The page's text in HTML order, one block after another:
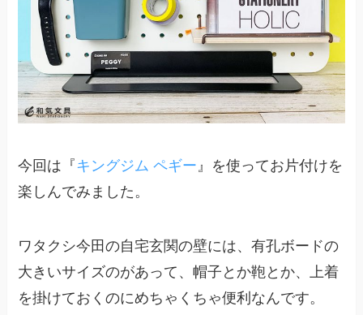
今回は『キングジム ペギー 』を使ってお片付けを
楽しんでみました。
ワタクシ今田の自宅玄関の壁には、有孔ボードの
大きいサイズのがあって、帽子とか鞄とか、上着
を掛けておくのにめちゃくちゃ便利なんです。